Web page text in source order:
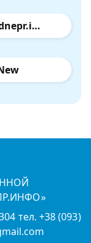
facebook.com/novosti.dnepr.info
тел. +38 (093)